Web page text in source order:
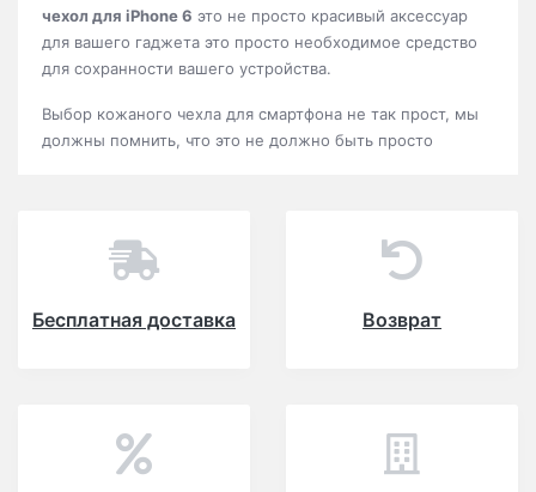
чехол для iPhone 6 это не просто красивый аксессуар
для вашего гаджета это просто необходимое средство
для сохранности вашего устройства.
Выбор кожаного чехла для смартфона не так прост, мы
должны помнить, что это не должно быть просто
или сумочке. На нашем сайте вы можете найти не
только красивый аксессуар, а чехол который будут
улыбнуться даже самых требовательных клиентов:
синие , черные, фиолетовые, белые, красные, серые,
Бесплатная доставка Возврат